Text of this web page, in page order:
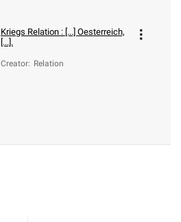
Kriegs Relation : [...] Oesterreich,
[...].
Creator: Relation